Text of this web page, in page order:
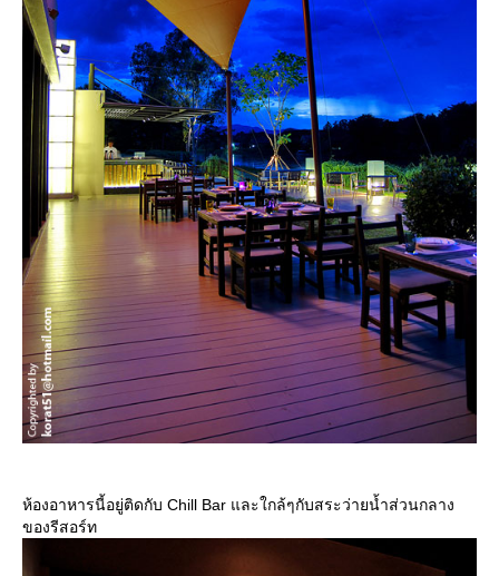
ห้องอาหารนี้อยู่ติดกับ Chill Bar และใกล้ๆกับสระว่ายน้ำส่วนกลาง
ของรีสอร์ท